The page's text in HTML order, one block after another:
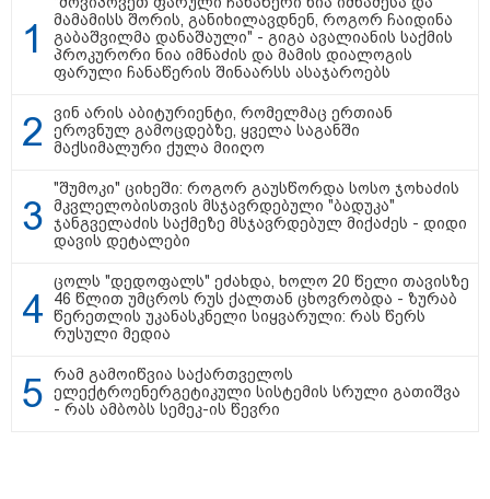
თბილისის მერია ინფორმაციას
ავრცელებს
21:30 / 07-08-2026
თბილისში, ლოზუნგით
„გვახსოვს გმირები, გვახსოვს
მტერი” მსვლელობა
მიმდინარეობს
20:58 / 07-08-2026
"იპოვონ ერთი გოგონა, ვისაც
გოგონა, 10 000 ლარს
ოფიციალურად, სახალხოდ
გადავცემ" - გიგა ავალიანის
მამამისს შორის, განიხილავდნენ, როგორ ჩაიდინა
გაბაშვილმა დანაშაული" - გიგა ავალიანის საქმის
პროკურორი ნია იმნაძის და მამის დიალოგის
ფარული ჩანაწერის შინაარსს ასაჯაროებს
ვინ არის აბიტურიენტი, რომელმაც ერთიან
ეროვნულ გამოცდებზე, ყველა საგანში
მაქსიმალური ქულა მიიღო
"შუმოკი" ციხეში: როგორ გაუსწორდა სოსო ჯოხაძის
მკვლელობისთვის მსჯავრდებული "ბადუკა"
ჯანგველაძის საქმეზე მსჯავრდებულ მიქაძეს - დიდი
დავის დეტალები
ცოლს "დედოფალს" ეძახდა, ხოლო 20 წელი თავისზე
46 წლით უმცროს რუს ქალთან ცხოვრობდა - ზურაბ
წერეთლის უკანასკნელი სიყვარული: რას წერს
რუსული მედია
რამ გამოიწვია საქართველოს
ელექტროენერგეტიკული სისტემის სრული გათიშვა
- რას ამბობს სემეკ-ის წევრი